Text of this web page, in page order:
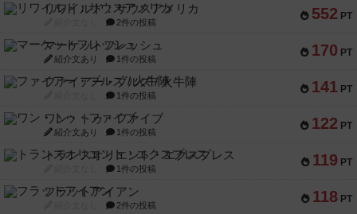
552 PT
リワイルド：サウスアメリカ
2件の投稿
170 PT
マーケットフレッシュ
紹介文あり 1件の投稿
141 PT
ファイアー・ブルズ / 火牛陣
1件の投稿
122 PT
ワン・トゥ・ファイブ
紹介文あり 1件の投稿
119 PT
トランスオリエント・エクスプレス
1件の投稿
118 PT
フラットアイアン
2件の投稿